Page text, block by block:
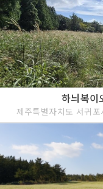
하늬복이
제주특별자치도 서귀